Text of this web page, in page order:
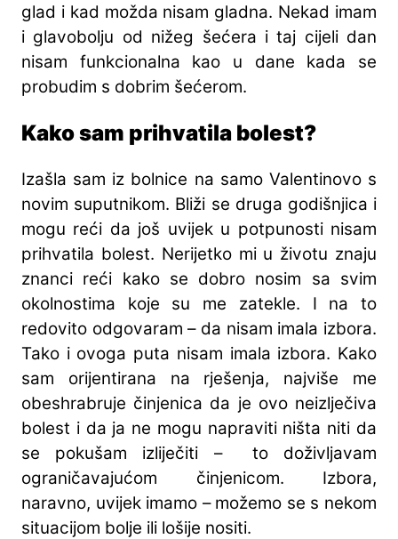
glad i kad možda nisam gladna. Nekad imam
i glavobolju od nižeg šećera i taj cijeli dan
nisam funkcionalna kao u dane kada se
probudim s dobrim šećerom.
Kako sam prihvatila bolest?
Izašla sam iz bolnice na samo Valentinovo s
novim suputnikom. Bliži se druga godišnjica i
mogu reći da još uvijek u potpunosti nisam
prihvatila bolest. Nerijetko mi u životu znaju
znanci reći kako se dobro nosim sa svim
okolnostima koje su me zatekle. I na to
redovito odgovaram – da nisam imala izbora.
Tako i ovoga puta nisam imala izbora. Kako
sam orijentirana na rješenja, najviše me
obeshrabruje činjenica da je ovo neizlječiva
bolest i da ja ne mogu napraviti ništa niti da
se pokušam izliječiti – to doživljavam
ograničavajućom činjenicom. Izbora,
naravno, uvijek imamo – možemo se s nekom
situacijom bolje ili lošije nositi.